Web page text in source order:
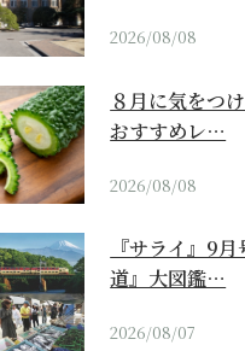
2026/08/08
８月に気をつ
おすすめレ…
2026/08/08
『サライ』9
道』大図鑑…
2026/08/07